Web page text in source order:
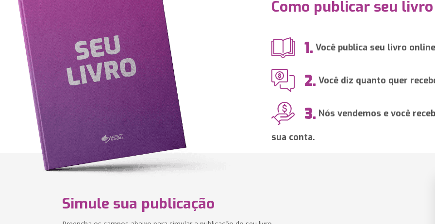
Como publicar seu
1. Você publica seu livro
2. Você diz quanto quer
3. Nós vendemos e você
sua conta.
Simule sua publicação